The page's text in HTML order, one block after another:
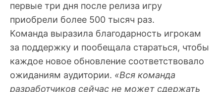
первые три дня после релиза игру
приобрели более 500 тысяч раз.
Команда выразила благодарность игрокам
за поддержку и пообещала стараться, чтобы
каждое новое обновление соответствовало
ожиданиям аудитории. «Вся команда
разработчиков сейчас не может сдержать